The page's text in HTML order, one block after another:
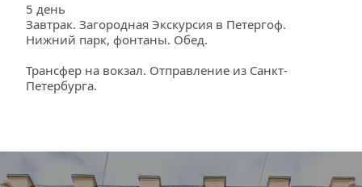
5 день
Завтрак. Загородная Экскурсия в Петергоф.
Нижний парк, фонтаны. Обед.
Трансфер на вокзал. Отправление из Санкт-
Петербурга.